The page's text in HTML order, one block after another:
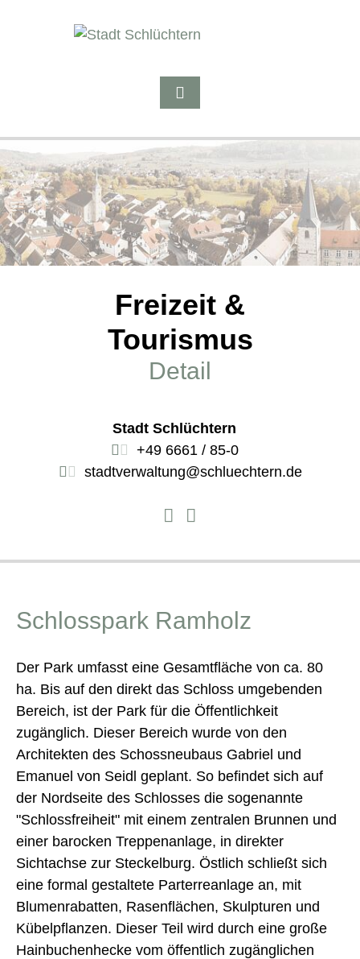
Freizeit &
Tourismus
Detail
Stadt Schlüchtern
+49 6661 / 85-0
stadtverwaltung@schluechtern.de
Schlosspark Ramholz
Der Park umfasst eine Gesamtfläche von ca. 80
ha. Bis auf den direkt das Schloss umgebenden
Bereich, ist der Park für die Öffentlichkeit
zugänglich. Dieser Bereich wurde von den
Architekten des Schossneubaus Gabriel und
Emanuel von Seidl geplant. So befindet sich auf
der Nordseite des Schlosses die sogenannte
"Schlossfreiheit" mit einem zentralen Brunnen und
einer barocken Treppenanlage, in direkter
Sichtachse zur Steckelburg. Östlich schließt sich
eine formal gestaltete Parterreanlage an, mit
Blumenrabatten, Rasenflächen, Skulpturen und
Kübelpflanzen. Dieser Teil wird durch eine große
Hainbuchenhecke vom öffentlich zugänglichen